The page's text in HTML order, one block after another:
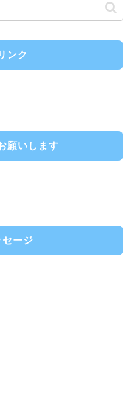
ンク
願いします
セージ